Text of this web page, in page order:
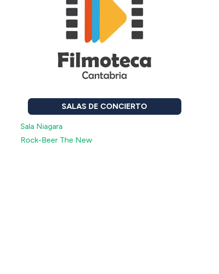
SALAS DE CONCIERTO
Sala Niagara
Rock-Beer The New